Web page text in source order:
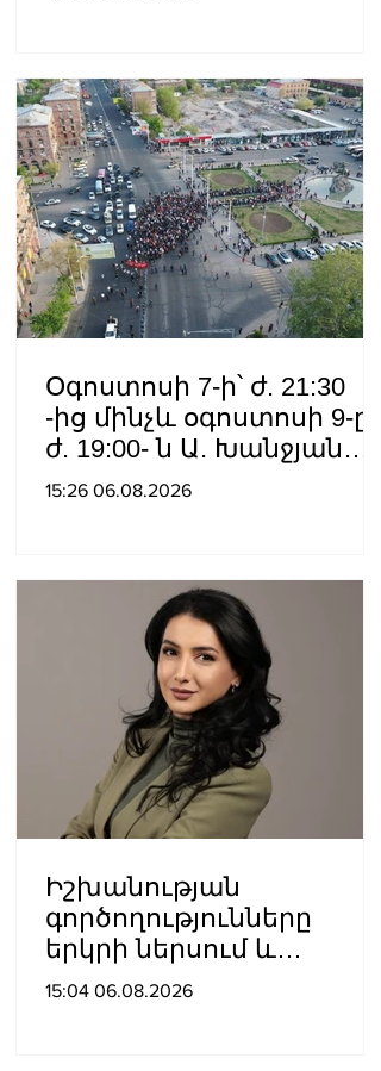
Օգոստոսի 7-ի՝ ժ. 21:30
-ից մինչև օգոստոսի 9-ը՝
ժ. 19:00- ն Ա. Խանջյան
փողոցի
պողոտա խաչմերուկը
երթևեկության համար
փակ է լինելու
15:26 06.08.2026
Իշխանության
գործողությունները
երկրի ներսում և
արտաքին ճակատում
15:04 06.08.2026